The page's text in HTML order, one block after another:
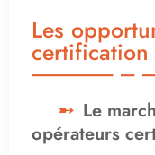
Les
certification
Le
opérateurs